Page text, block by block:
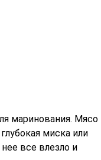
маринования. Мясо
миска или
все влезло и